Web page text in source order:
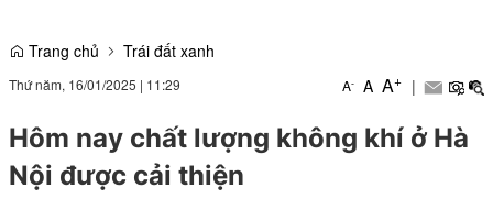
Trang chủ Trái đất xanh
Thứ năm, 16/01/2025 | 11:29 A- A A+ |
Hôm nay chất lượng không khí ở Hà
Nội được cải thiện